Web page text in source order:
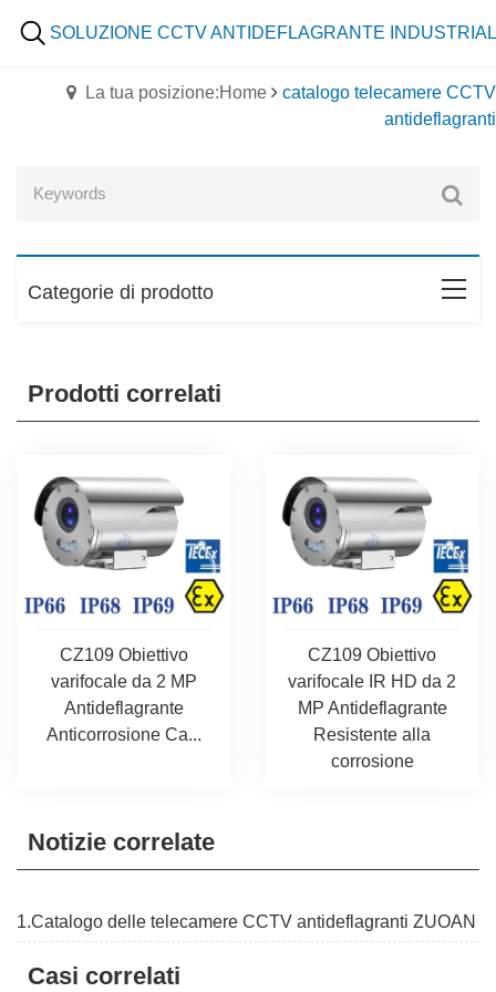
SOLUZIONE CCTV ANTIDEFLAGRANTE
La tua posizione:Home
catalogo telecamere CCTV
antideflagranti
Categorie di prodotto
Prodotti correlati
CZ109 Obiettivo
varifocale da 2 MP
Antideflagrante
Anticorrosione Ca...
CZ109 Obiettivo
varifocale IR HD da 2
MP Antideflagrante
Resistente alla
corrosione
Notizie correlate
1.Catalogo delle telecamere CCTV antideflagranti ZUOAN
Casi correlati